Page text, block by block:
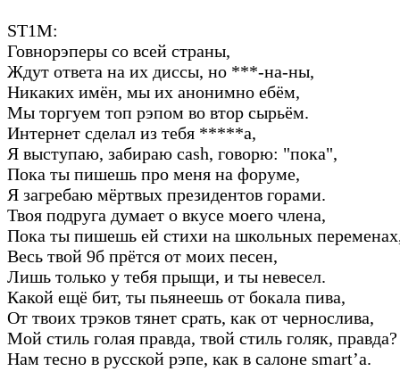
ST1M:
Говнорэперы со всей страны,
Ждут ответа на их диссы, но ***-на-ны,
Никаких имён, мы их анонимно ебём,
Мы торгуем топ рэпом во втор сырьём.
Интернет сделал из тебя *****а,
Я выступаю, забираю cash, говорю: "пока",
Пока ты пишешь про меня на форуме,
Я загребаю мёртвых президентов горами.
Твоя подруга думает о вкусе моего члена,
Пока ты пишешь ей стихи на школьных
Весь твой 9б прётся от моих песен,
Лишь только у тебя прыщи, и ты невесел.
Какой ещё бит, ты пьянеешь от бокала пива,
От твоих трэков тянет срать, как от чернослива,
Мой стиль голая правда, твой стиль голяк, правда?
Нам тесно в русской рэпе, как в салоне smart’а.